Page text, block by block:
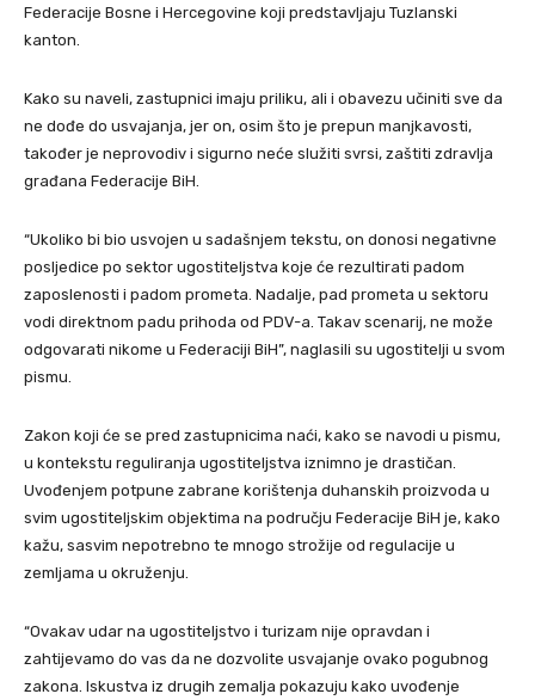
Federacije Bosne i Hercegovine koji predstavljaju Tuzlanski
kanton.
Kako su naveli, zastupnici imaju priliku, ali i obavezu učiniti sve da
ne dođe do usvajanja, jer on, osim što je prepun manjkavosti,
također je neprovodiv i sigurno neće služiti svrsi, zaštiti zdravlja
građana Federacije BiH.
“Ukoliko bi bio usvojen u sadašnjem tekstu, on donosi negativne
posljedice po sektor ugostiteljstva koje će rezultirati padom
zaposlenosti i padom prometa. Nadalje, pad prometa u sektoru
vodi direktnom padu prihoda od PDV-a. Takav scenarij, ne može
odgovarati nikome u Federaciji BiH”, naglasili su ugostitelji u svom
pismu.
Zakon koji će se pred zastupnicima naći, kako se navodi u pismu,
u kontekstu reguliranja ugostiteljstva iznimno je drastičan.
Uvođenjem potpune zabrane korištenja duhanskih proizvoda u
svim ugostiteljskim objektima na području Federacije BiH je, kako
kažu, sasvim nepotrebno te mnogo strožije od regulacije u
zemljama u okruženju.
“Ovakav udar na ugostiteljstvo i turizam nije opravdan i
zahtijevamo do vas da ne dozvolite usvajanje ovako pogubnog
zakona. Iskustva iz drugih zemalja pokazuju kako uvođenje